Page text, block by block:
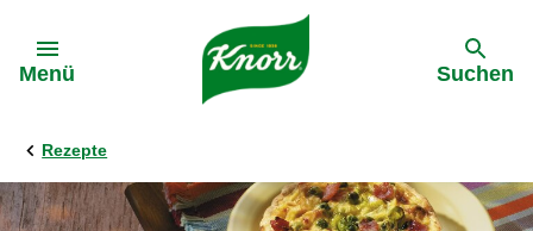
Menü Suchen
Rezepte